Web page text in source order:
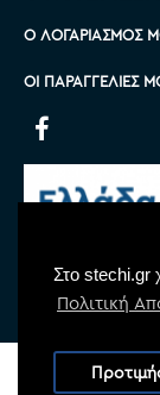
Στο stechi.gr
Πολιτική
Ο ΛΟΓΑΡΙΑΣΜΌΣ
ΟΙ ΠΑΡΑΓΓΕΛΊΕΣ